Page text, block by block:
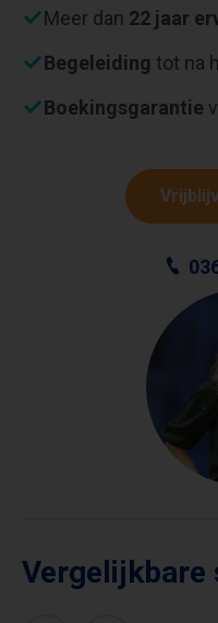
Meer dan 22 jaar
Begeleiding tot na
Boekingsgarantie
Vergelijkbare